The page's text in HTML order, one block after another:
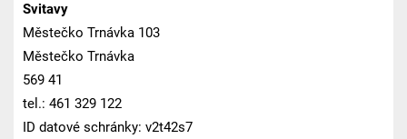
Svitavy
Městečko Trnávka 103
Městečko Trnávka
569 41
tel.: 461 329 122
ID datové schránky: v2t42s7